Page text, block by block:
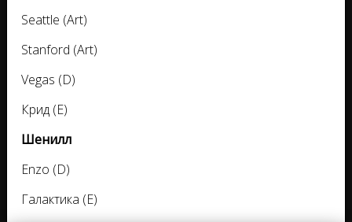
Seattle (Art)
Stanford (Art)
Vegas (D)
Крид (E)
Шенилл
Enzo (D)
Галактика (E)